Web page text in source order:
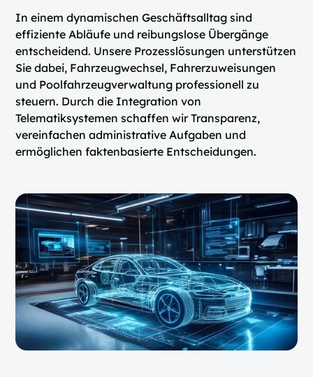
In einem dynamischen Geschäftsalltag sind
effiziente Abläufe und reibungslose Übergänge
entscheidend. Unsere Prozesslösungen unterstützen
Sie dabei, Fahrzeugwechsel, Fahrerzuweisungen
und Poolfahrzeugverwaltung professionell zu
steuern. Durch die Integration von
Telematiksystemen schaffen wir Transparenz,
vereinfachen administrative Aufgaben und
ermöglichen faktenbasierte Entscheidungen.